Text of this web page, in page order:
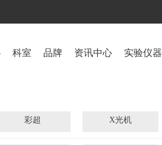
科室 品牌 资讯中心 实验仪器
彩超 X光机